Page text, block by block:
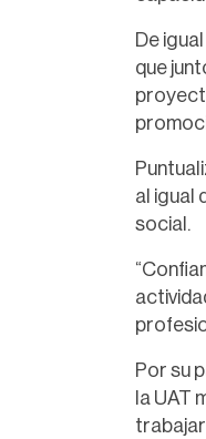
De
que
al igual
social.
Por su
la UAT
trabajar